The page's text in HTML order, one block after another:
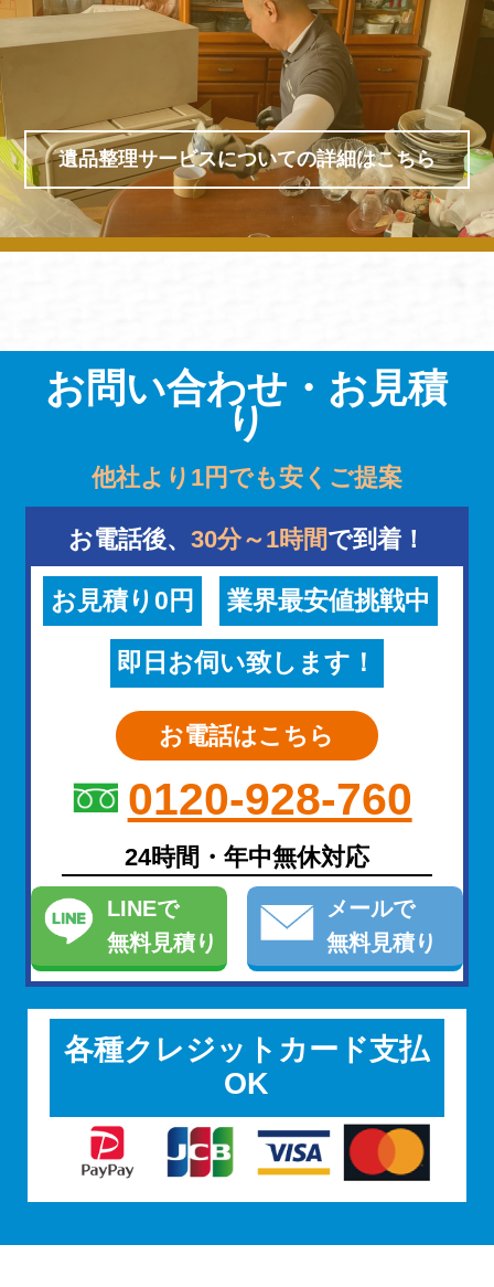
遺品整理サービスについての詳細はこちら
お問い合わせ・お見積
り
他社より1円でも安くご提案
お電話後、 30分～1時間で到着！
お見積り0円 業界最安値挑戦中
即日お伺い致します！
お電話はこちら
0120-928-760
24時間・年中無休対応
LINEで
無料見積り
メールで
無料見積り
各種クレジットカード支払
OK